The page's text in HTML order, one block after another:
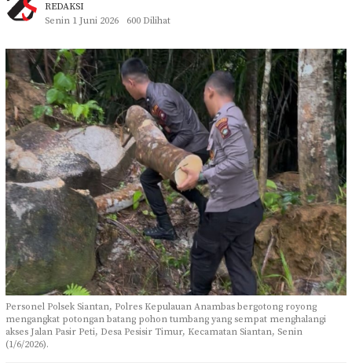
REDAKSI
Senin 1 Juni 2026
600 Dilihat
Personel Polsek Siantan, Polres Kepulauan Anambas bergotong royong
mengangkat potongan batang pohon tumbang yang sempat menghalangi
akses Jalan Pasir Peti, Desa Pesisir Timur, Kecamatan Siantan, Senin
(1/6/2026).